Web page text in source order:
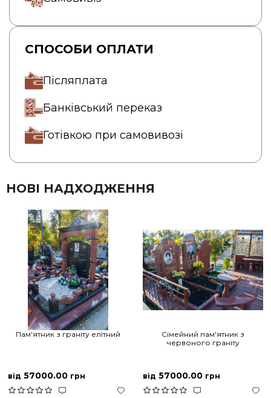
СПОСОБИ ОПЛАТИ
Післяплата
Банківський переказ
Готівкою при самовивозі
НОВІ НАДХОДЖЕННЯ
Пам'ятник з граніту елітний
від 57000.00 грн
Сімейний пам'ятник з
червоного граніту
від 57000.00 грн